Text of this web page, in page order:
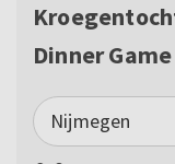
Dinner Game
Nijmegen